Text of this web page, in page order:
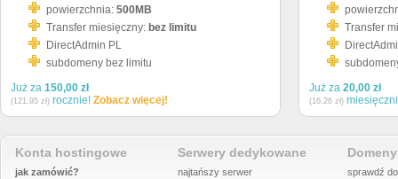
powierzchnia: 500MB
Transfer miesięczny: bez limitu
DirectAdmin PL
subdomeny bez limitu
Już za 150,00 zł
(121,95 zł) rocznie! Zobacz więcej!
Transfer
Już za 20,00 zł
(16,26 zł)
Konta hostingowe
jak zamówić?
Serwery dedykowane
najtańszy serwer
sprawdź